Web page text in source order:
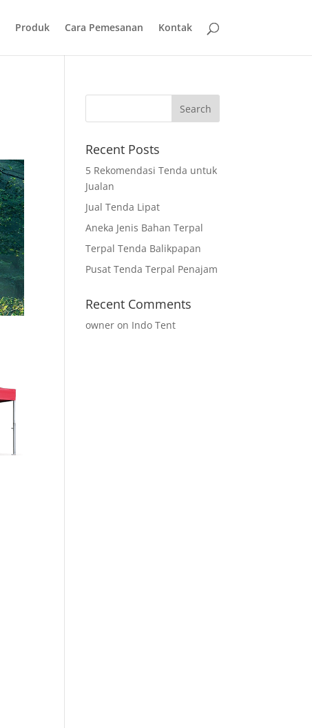
Produk Cara Pemesanan Kontak
Recent Posts
5 Rekomendasi Tenda untuk
Jualan
Jual Tenda Lipat
Aneka Jenis Bahan Terpal
Terpal Tenda Balikpapan
Pusat Tenda Terpal Penajam
Recent Comments
owner on Indo Tent